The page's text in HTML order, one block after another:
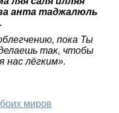
анта таджалюль
пока Ты
так, чтобы
нас лёгким».
миров